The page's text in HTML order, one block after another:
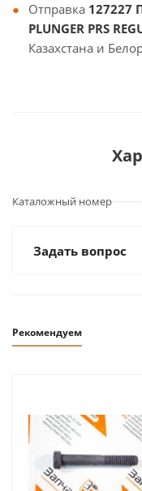
Отправка 127227
PLUNGER PRS
Казахстана и
Каталожный номер
Задать вопрос
Рекомендуем